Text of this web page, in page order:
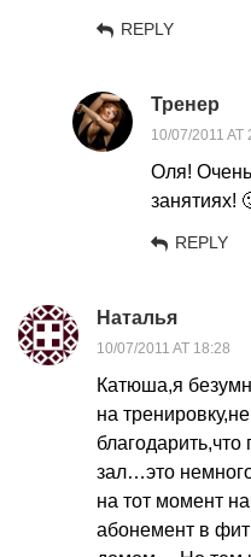
REPLY
Тренер
10/07/2011 AT
Оля!
занятиях!
REPLY
Наталья
10/07/2011 AT 18:28
Катюша,я
на
зал…это
на тот момент
абонемент в